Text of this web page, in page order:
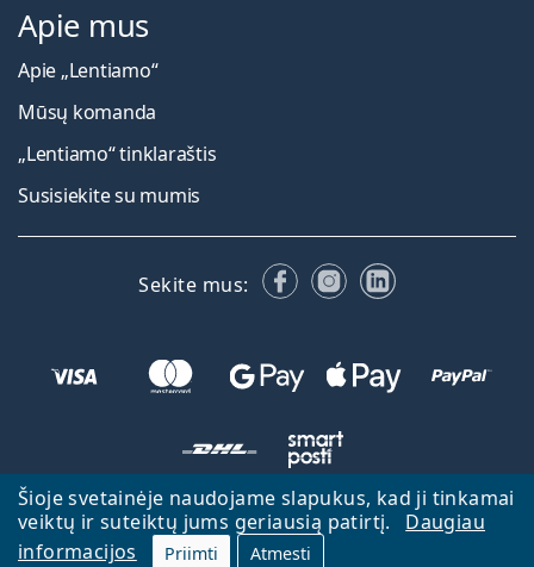
Šioje svetainėje naudojame slapukus, kad ji tinkamai
veiktų ir suteiktų jums geriausią patirtį.
Daugiau
informacijos
Priimti Atmesti
Apie mus
Apie „Lentiamo“
Mūsų komanda
„Lentiamo“ tinklaraštis
Susisiekite su mumis
Sekite mus: FacebookInstagram
LinkedIn
Atgal į pagrindinį puslapį
Eiti aukštyn
Lentiamo.lt priklauso ir yra valdoma Lentiamo s.r.o., Čekija